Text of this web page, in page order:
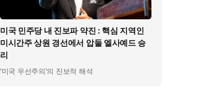
미국 민주당 내 진보파 약진 : 핵심 지역인
미시간주 상원 경선에서 압둘 엘사예드 승
리
'미국 우선주의'의 진보적 해석